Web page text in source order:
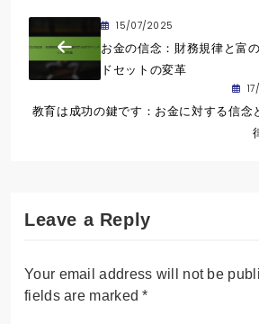
15/07/2025
お金の信念：財務規律と富
ドセットの変革
教育は成功の鍵です：お金に対する信念
Leave a Reply
Your email address will not be
fields are marked*